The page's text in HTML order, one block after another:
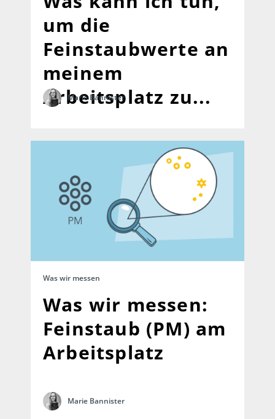
um die
Feinstaubwerte an
meinem
Arbeitsplatz zu...
Marie Bannister
Was wir messen
Was wir messen:
Feinstaub (PM) am
Arbeitsplatz
Marie Bannister